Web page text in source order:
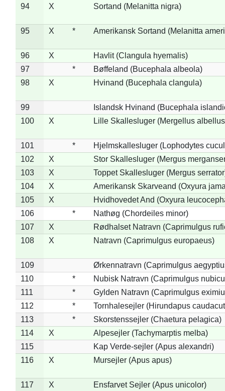
94 X Sortand (Melanitta nigra)
95 X * Amerikansk Sortand (Melanitta
96 X
Havlit (Clangula hyemalis)
97
*
Bøffeland (Bucephala albeola)
98
X Hvinand (Bucephala clangula)
99
Islandsk Hvinand (Bucephala
100
X Lille Skallesluger (Mergellus
101 *
Hjelmskallesluger (Lophodytes
102
X
Stor Skallesluger (Mergus
103
X
Toppet Skallesluger (Mergus
104
X
Amerikansk Skarveand (Oxyura
105
X
Hvidhovedet And (Oxyura
106
*
Nathøg (Chordeiles minor)
107
X
Rødhalset Natravn (Caprimulgus
108
X Natravn (Caprimulgus europaeus)
109
Ørkennatravn (Caprimulgus
110
*
Nubisk Natravn (Caprimulgus
111
*
Gylden Natravn (Caprimulgus
112
*
Tornhalesejler (Hirundapus
113
*
Skorstenssejler (Chaetura pelagica)
114
X
Alpesejler (Tachymarptis melba)
115
Kap Verde-sejler (Apus alexandri)
116
X Mursejler (Apus apus)
117 X
Ensfarvet Sejler (Apus unicolor)